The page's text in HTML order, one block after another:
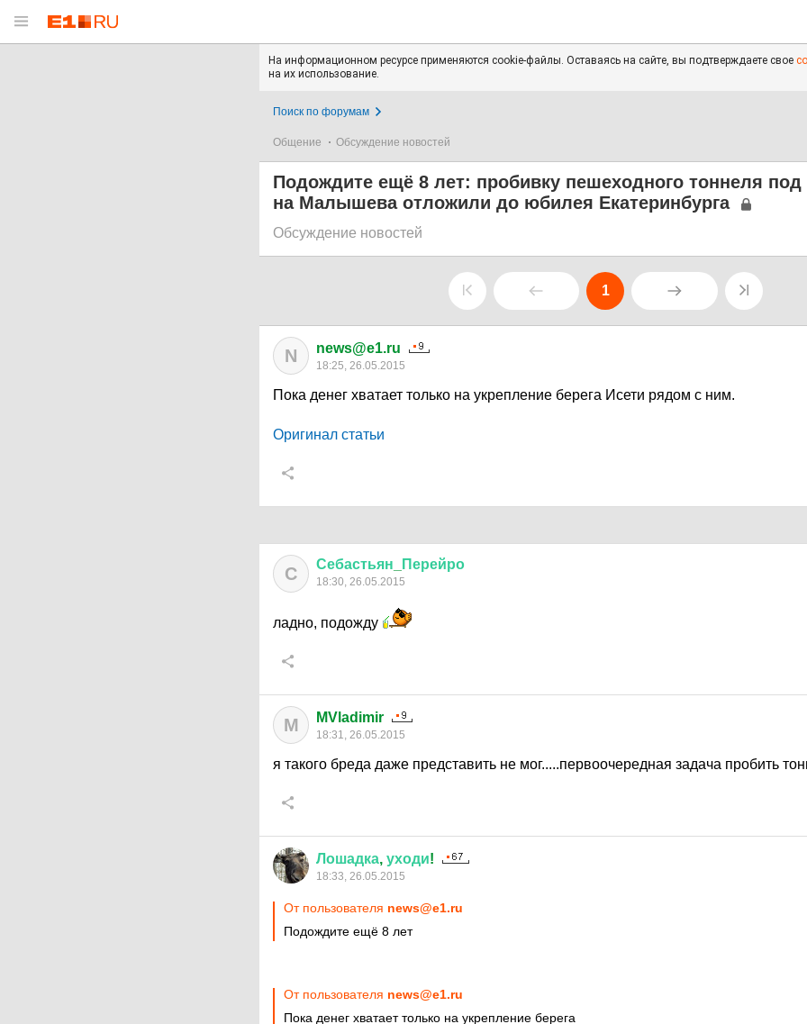
На информационном ресурсе применяются cookie-файлы. Оставаясь на сайте, вы подтверждаете свое
на их использование.
Поиск по форумам
Общение Обсуждение новостей
Подождите ещё 8 лет: пробивку пешеходного тоннеля
на Малышева отложили до юбилея Екатеринбурга
Обсуждение новостей
1
N news@e1.ru
18:25, 26.05.2015
Пока денег хватает только на укрепление берега Исети рядом с ним.
Оригинал статьи
С Себастьян Перейро
18:30, 26.05.2015
ладно, подожду
M MVladimir
18:31, 26.05.2015
я такого бреда даже представить не мог.....первоочередная задача пробить
Лошадка, уходи!
18:33, 26.05.2015
От пользователя news@e1.ru
Подождите ещё 8 лет
От пользователя news@e1.ru
Пока денег хватает только на укрепление берега